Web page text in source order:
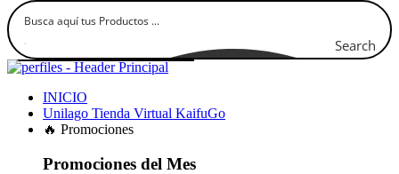
Search
INICIO
Unilago Tienda Virtual KaifuGo
🔥 Promociones
Promociones del Mes